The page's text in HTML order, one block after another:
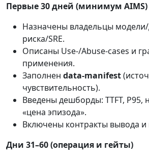
Первые 30 дней (минимум AIMS)
Назначены владельцы
риска/SRE.
Описаны Use-/Abuse-cases и
применения.
Заполнен data-manifest
чувствительность).
Введены дешборды: TTFT, P95,
«цена эпизода».
Включены контракты вывода и
Дни 31–60 (операция и гейты)